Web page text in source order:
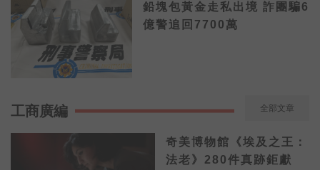
鉛塊包黃金走私出境 詐團騙6
億警追回7700萬
工商廣編 全部文章
奇美博物館《埃及之王：
法老》280件真跡鉅獻